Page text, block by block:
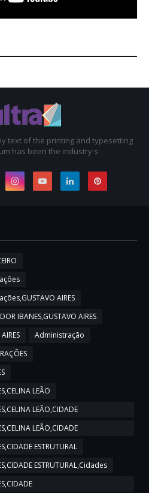
text of the printing and typesetting
has been the industry's.
AIRES
IBANES,GUSTAVO AIRES
Administração
LEÃO
LEÃO,CIDADE
LEÃO,CIDADE
ESTRUTURAL
ESTRUTURAL,Cidades